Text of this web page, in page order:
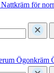
Nattkräm för
Ögonkräm